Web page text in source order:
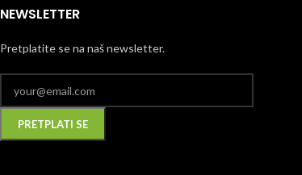
NEWSLETTER
Pretplatite se na naš newsletter.